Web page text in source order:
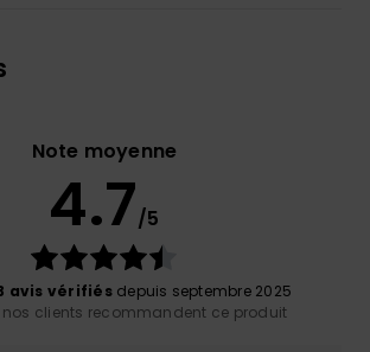
Note moyenne
4.7/5
avis vérifiésdepuis septembre 2025
nos clients recommandent ce produit